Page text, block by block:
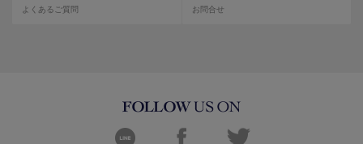
よくあるご質問 お問合せ